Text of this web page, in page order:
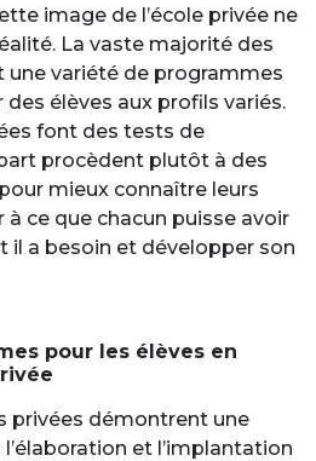
image de l’école privée ne
La vaste majorité des
une variété de programmes
élèves aux profils variés.
font des tests de
procèdent plutôt à des
mieux connaître leurs
ce que chacun puisse avoir
il a besoin et développer son
pour les élèves en
privées démontrent une
et l’implantation